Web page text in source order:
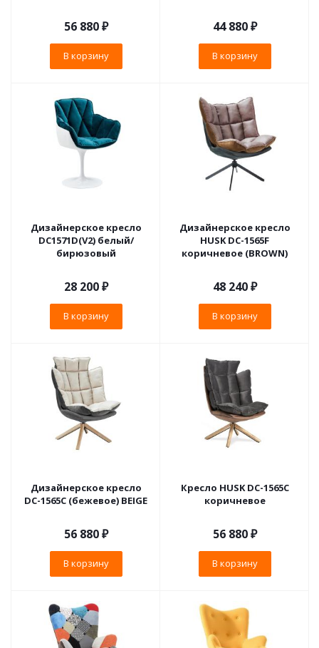
56 880₽
В корзину
44 880₽
В корзину
Дизайнерское кресло
DC1571D(V2) белый/
бирюзовый
28 200₽
В корзину
Дизайнерское кресло
HUSK DC-1565F
коричневое (BROWN)
48 240₽
В корзину
Дизайнерское кресло
DC-1565С (бежевое) BEIGE
56 880₽
В корзину
Кресло HUSK DC-1565C
коричневое
56 880₽
В корзину